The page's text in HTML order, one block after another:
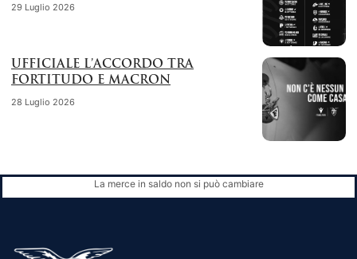
29 Luglio 2026
UFFICIALE L’ACCORDO TRA
FORTITUDO E MACRON
28 Luglio 2026
La merce in saldo non si può cambiare